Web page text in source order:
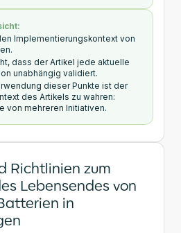
Implementierungskontext von
dass der Artikel jede aktuelle
unabhängig validiert.
dieser Punkte ist der
des Artikels zu wahren:
von mehreren Initiativen.
Richtlinien zum
Lebensendes von
in